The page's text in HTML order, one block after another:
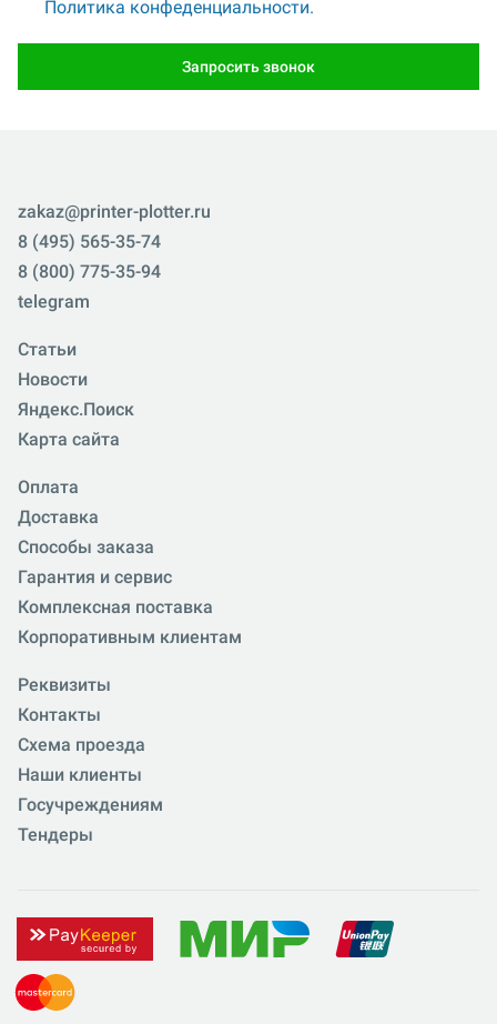
Политика конфеденциальности.
Запросить звонок
zakaz@printer-plotter.ru
8 (495) 565-35-74
8 (800) 775-35-94
telegram
Статьи
Новости
Яндекс.Поиск
Карта сайта
Оплата
Доставка
Способы заказа
Гарантия и сервис
Комплексная поставка
Корпоративным клиентам
Реквизиты
Контакты
Схема проезда
Наши клиенты
Госучреждениям
Тендеры